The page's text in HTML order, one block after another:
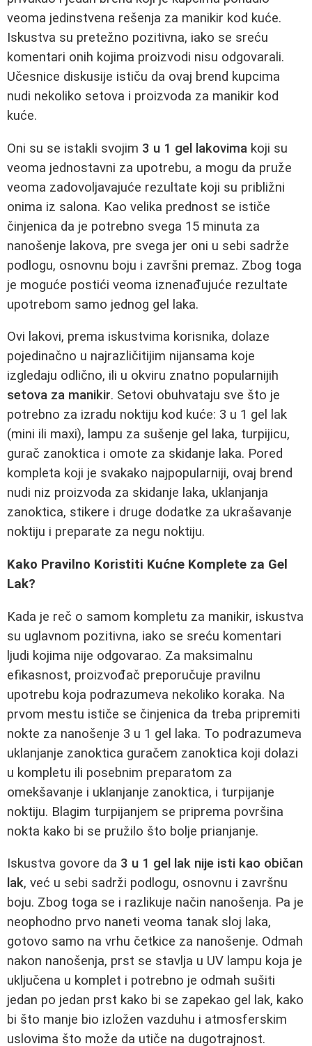
veoma jedinstvena rešenja za manikir kod kuće.
Iskustva su pretežno pozitivna, iako se sreću
komentari onih kojima proizvodi nisu odgovarali.
Učesnice diskusije ističu da ovaj brend kupcima
nudi nekoliko setova i proizvoda za manikir kod
kuće.
Oni su se istakli svojim 3 u 1 gel lakovima koji su
veoma jednostavni za upotrebu, a mogu da pruže
veoma zadovoljavajuće rezultate koji su približni
onima iz salona. Kao velika prednost se ističe
činjenica da je potrebno svega 15 minuta za
nanošenje lakova, pre svega jer oni u sebi sadrže
podlogu, osnovnu boju i završni premaz. Zbog toga
je moguće postići veoma iznenađujuće rezultate
upotrebom samo jednog gel laka.
Ovi lakovi, prema iskustvima korisnika, dolaze
pojedinačno u najrazličitijim nijansama koje
izgledaju odlično, ili u okviru znatno popularnijih
setova za manikir. Setovi obuhvataju sve što je
potrebno za izradu noktiju kod kuće: 3 u 1 gel lak
(mini ili maxi), lampu za sušenje gel laka, turpijicu,
gurač zanoktica i omote za skidanje laka. Pored
kompleta koji je svakako najpopularniji, ovaj brend
nudi niz proizvoda za skidanje laka, uklanjanja
zanoktica, stikere i druge dodatke za ukrašavanje
noktiju i preparate za negu noktiju.
Kako Pravilno Koristiti Kućne Komplete za Gel
Lak?
Kada je reč o samom kompletu za manikir, iskustva
su uglavnom pozitivna, iako se sreću komentari
ljudi kojima nije odgovarao. Za maksimalnu
efikasnost, proizvođač preporučuje pravilnu
upotrebu koja podrazumeva nekoliko koraka. Na
prvom mestu ističe se činjenica da treba pripremiti
nokte za nanošenje 3 u 1 gel laka. To podrazumeva
uklanjanje zanoktica guračem zanoktica koji dolazi
u kompletu ili posebnim preparatom za
omekšavanje i uklanjanje zanoktica, i turpijanje
noktiju. Blagim turpijanjem se priprema površina
nokta kako bi se pružilo što bolje prianjanje.
Iskustva govore da 3 u 1 gel lak nije isti kao običan
lak, već u sebi sadrži podlogu, osnovnu i završnu
boju. Zbog toga se i razlikuje način nanošenja. Pa je
neophodno prvo naneti veoma tanak sloj laka,
gotovo samo na vrhu četkice za nanošenje. Odmah
nakon nanošenja, prst se stavlja u UV lampu koja je
uključena u komplet i potrebno je odmah sušiti
jedan po jedan prst kako bi se zapekao gel lak, kako
bi što manje bio izložen vazduhu i atmosferskim
uslovima što može da utiče na dugotrajnost.